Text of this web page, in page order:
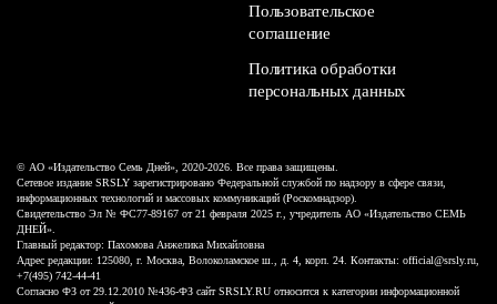
Пользовательское
соглашение
Политика обработки
персональных данных
© АО «Издательство Семь Дней», 2020-2026. Все права защищены.
Сетевое издание SRSLY зарегистрировано Федеральной службой по надзору в сфере связи,
информационных технологий и массовых коммуникаций (Роскомнадзор).
Свидетельство Эл № ФС77-89167 от 21 февраля 2025 г., учредитель АО «Издательство СЕМЬ
ДНЕЙ».
Главный редактор: Пахомова Анжелика Михайловна
Адрес редакции: 125080, г. Москва, Волоколамское ш., д. 4, корп. 24. Контакты: official@srsly.ru,
+7(495) 742-44-41
Согласно ФЗ от 29.12.2010 №436-ФЗ сайт SRSLY.RU относится к категории информационной